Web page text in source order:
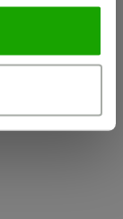
1, 86830